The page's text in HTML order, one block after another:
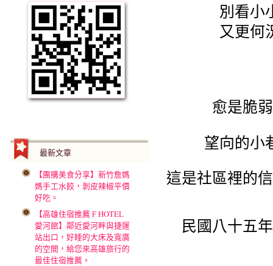
最新文章
【團購美食分享】新竹詹媽
媽手工水餃，剝皮辣椒平價
好吃。
【高雄住宿推薦 F HOTEL
愛河館】鄰近愛河畔與捷運
站出口，好睡的大床及寬廣
的空間，給您來高雄旅行的
最佳住宿推薦。
別看小
又更何
愈是脆
望向的小
這是社區裡的
民國八十五